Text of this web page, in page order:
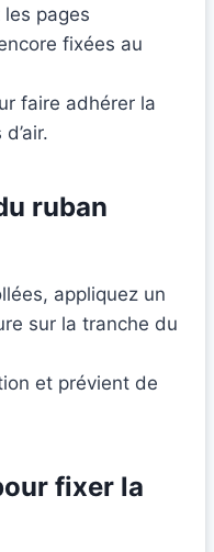
pages
fixées au
faire adhérer la
ruban
appliquez un
sur la tranche du
et prévient de
fixer la